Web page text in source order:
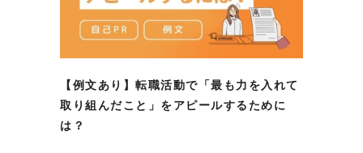
【例文あり】転職活動で「最も力を入れて
取り組んだこと」をアピールするために
は？